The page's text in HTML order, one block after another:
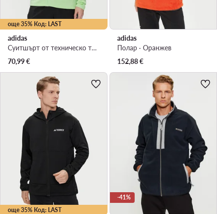
още 35% Код: LAST
adidas
Суитшърт от техническо трико · Зелен
70,99€
adidas
Полар · Оранжев
152,88€
още 35% Код: LAST
-41%